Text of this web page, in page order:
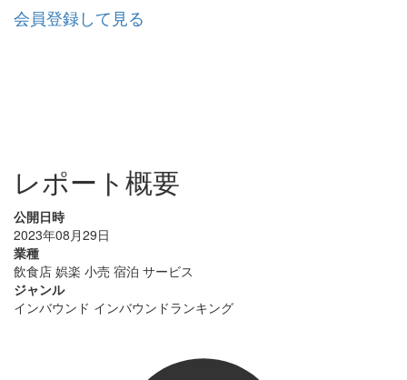
会員登録して見る
レポート概要
公開日時
2023年08月29日
業種
飲食店 娯楽 小売 宿泊 サービス
ジャンル
インバウンド インバウンドランキング